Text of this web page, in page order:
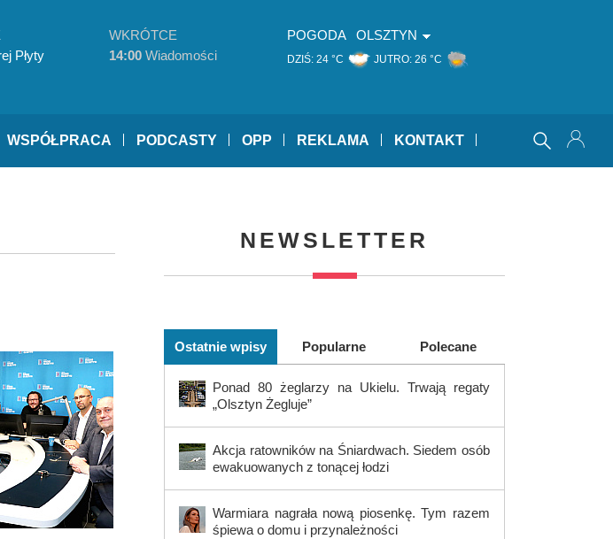
Płyty
WKRÓTCE
14:00 Wiadomości
POGODA OLSZTYN
DZIŚ: 24 °C JUTRO: 26 °C
WSPÓŁPRACA PODCASTY OPP REKLAMA KONTAKT
NEWSLETTER
Ostatnie wpisy Popularne Polecane
Ponad 80 żeglarzy na Ukielu. Trwają regaty
„Olsztyn Żegluje”
Akcja ratowników na Śniardwach. Siedem osób
ewakuowanych z tonącej łodzi
Warmiara nagrała nową piosenkę. Tym razem
śpiewa o domu i przynależności